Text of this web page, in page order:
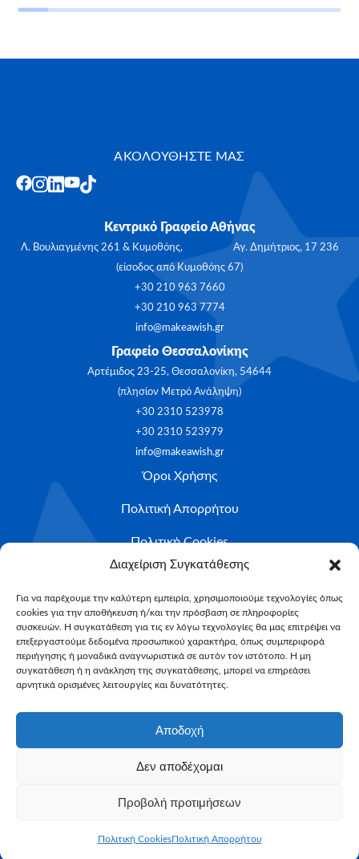
Διαχείριση Συγκατάθεσης
Για να παρέχουμε την καλύτερη εμπειρία, χρησιμοποιούμε τεχνολογίες όπως
cookies για την αποθήκευση ή/και την πρόσβαση σε πληροφορίες
συσκευών. Η συγκατάθεση για τις εν λόγω τεχνολογίες θα μας επιτρέψει να
επεξεργαστούμε δεδομένα προσωπικού χαρακτήρα, όπως συμπεριφορά
περιήγησης ή μοναδικά αναγνωριστικά σε αυτόν τον ιστότοπο. Η μη
συγκατάθεση ή η ανάκληση της συγκατάθεσης, μπορεί να επηρεάσει
αρνητικά ορισμένες λειτουργίες και δυνατότητες.
Αποδοχή
Δεν αποδέχομαι
Προβολή προτιμήσεων
Πολιτική CookiesΠολιτική Απορρήτου
ΑΚΟΛΟΥΘΗΣΤΕ ΜΑΣ
Κεντρικό Γραφείο Αθήνας
Λ. Βουλιαγμένης 261 & Κυμοθόης, Αγ. Δημήτριος, 17 236
(είσοδος από Κυμοθόης 67)
+30 210 963 7660
+30 210 963 7774
info@makeawish.gr
Γραφείο Θεσσαλονίκης
Αρτέμιδος 23-25, Θεσσαλονίκη, 54644
(πλησίον Μετρό Ανάληψη)
+30 2310 523978
+30 2310 523979
info@makeawish.gr
Όροι Χρήσης
Πολιτική Απορρήτου
Πολιτική Cookies
Ιστορίες ευχών
Το ταξίδι της ευχής
Κριτήρια Καταλληλότητας
Υποβολή Αιτήματος
NEWSLETTER